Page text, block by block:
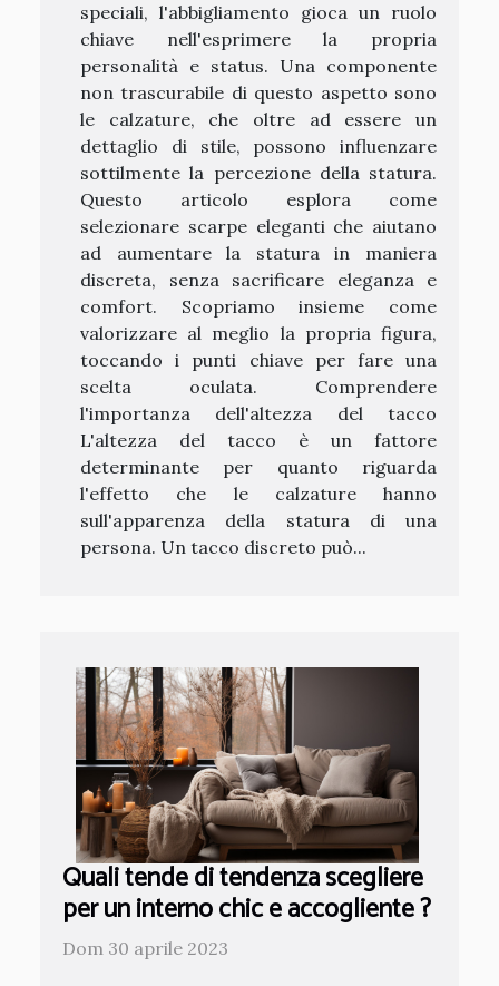
speciali, l'abbigliamento gioca un ruolo
chiave nell'esprimere la propria
personalità e status. Una componente
non trascurabile di questo aspetto sono
le calzature, che oltre ad essere un
dettaglio di stile, possono influenzare
sottilmente la percezione della statura.
Questo articolo esplora come
selezionare scarpe eleganti che aiutano
ad aumentare la statura in maniera
discreta, senza sacrificare eleganza e
comfort. Scopriamo insieme come
valorizzare al meglio la propria figura,
toccando i punti chiave per fare una
scelta oculata. Comprendere
l'importanza dell'altezza del tacco
L'altezza del tacco è un fattore
determinante per quanto riguarda
l'effetto che le calzature hanno
sull'apparenza della statura di una
persona. Un tacco discreto può...
Quali tende di tendenza scegliere
per un interno chic e accogliente ?
Dom 30 aprile 2023